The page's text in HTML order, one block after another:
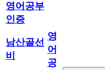
영어공부
인증
남산골선
비
영
어
공